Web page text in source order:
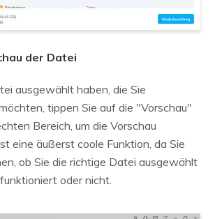
der Datei
ausgewählt haben, die Sie
tippen Sie auf die "Vorschau"
Bereich, um die Vorschau
eine äußerst coole Funktion, da Sie
ob Sie die richtige Datei ausgewählt
oder nicht.